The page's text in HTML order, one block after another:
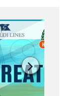
